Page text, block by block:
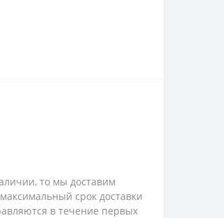
то мы доставим
срок доставки
в течение первых